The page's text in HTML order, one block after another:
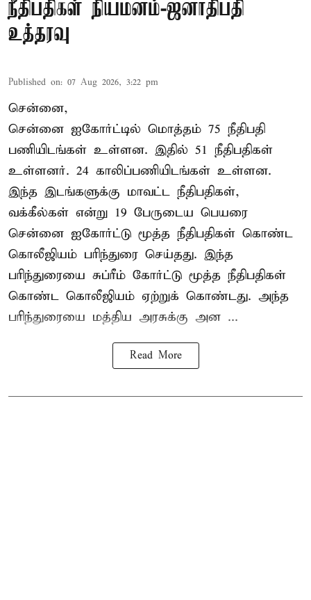
நீதிபதிகள் நியமனம்-ஜனாதிபதி
உத்தரவு
Published on: 07 Aug 2026, 3:22 pm
சென்னை,
சென்னை ஐகோர்ட்டில் மொத்தம் 75 நீதிபதி
பணியிடங்கள் உள்ளன. இதில் 51 நீதிபதிகள்
உள்ளனர். 24 காலிப்பணியிடங்கள் உள்ளன.
இந்த இடங்களுக்கு மாவட்ட நீதிபதிகள்,
வக்கீல்கள் என்று 19 பேருடைய பெயரை
சென்னை ஐகோர்ட்டு மூத்த நீதிபதிகள் கொண்ட
கொலீஜியம் பரிந்துரை செய்தது. இந்த
பரிந்துரையை சுப்ரீம் கோர்ட்டு மூத்த நீதிபதிகள்
கொண்ட கொலீஜியம் ஏற்றுக் கொண்டது. அந்த
பரிந்துரையை மத்திய அரசுக்கு அன ...
Read More